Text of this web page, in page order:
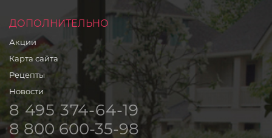
ДОПОЛНИТЕЛЬНО
Акции
Карта сайта
Рецепты
Новости
8 495 374-64-19
8 800 600-35-98